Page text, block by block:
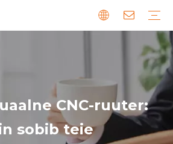
CNC-ruuter:
sobib teie